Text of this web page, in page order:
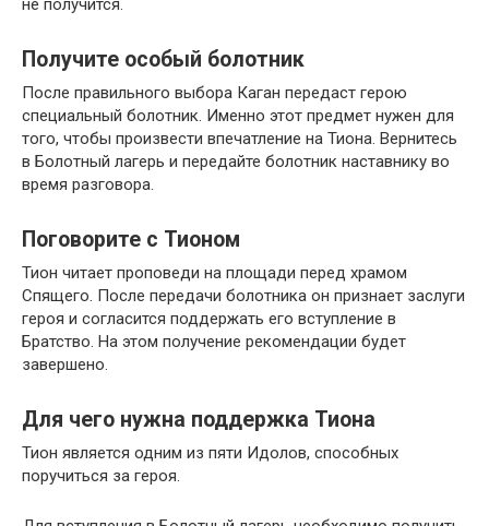
Получите особый болотник
После правильного выбора Каган передаст герою
специальный болотник. Именно этот предмет нужен для
того, чтобы произвести впечатление на Тиона. Вернитесь
в Болотный лагерь и передайте болотник наставнику во
время разговора.
Поговорите с Тионом
Тион читает проповеди на площади перед храмом
Спящего. После передачи болотника он признает заслуги
героя и согласится поддержать его вступление в
Братство. На этом получение рекомендации будет
завершено.
Для чего нужна поддержка Тиона
Тион является одним из пяти Идолов, способных
поручиться за героя.